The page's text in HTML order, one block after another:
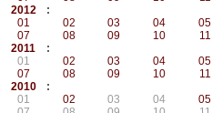
2012
:
01
02 03 04 05
07
08 09 10 11
2011
:
01
02 03 04 05
07
08 09 10 11
2010
:
01
02 03 04 05